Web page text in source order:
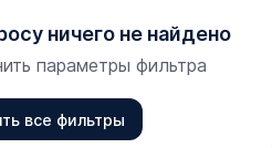
ничего не найдено
параметры фильтра
все фильтры